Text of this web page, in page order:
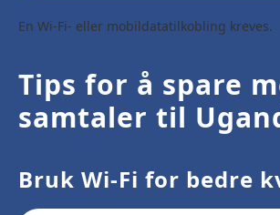
En Wi-Fi- eller mobildatatilkobling kreves.
Tips for å spare
samtaler til
Bruk Wi-Fi for bedre